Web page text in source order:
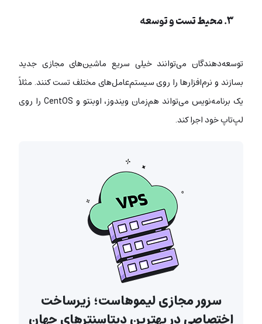
۳. محیط تست و توسعه
توسعه‌دهندگان می‌توانند خیلی سریع ماشین‌های مجازی جدید
بسازند و نرم‌افزارها را روی سیستم‌عامل‌های مختلف تست کنند. مثلاً
یک برنامه‌نویس می‌تواند هم‌زمان ویندوز، اوبنتو و CentOS را روی
لپ‌تاپ خود اجرا کند.
سرور مجازی لیمو‌هاست؛ زیرساخت